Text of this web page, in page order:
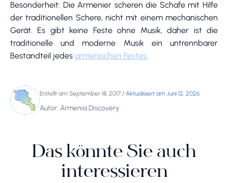
Besonderheit: Die Armenier scheren die Schafe mit Hilfe
der traditionellen Schere, nicht mit einem mechanischen
Gerät. Es gibt keine Feste ohne Musik, daher ist die
traditionelle und moderne Musik ein untrennbarer
Bestandteil jedes armenischen Festes
Erstellt am September 18, 2017 / Aktualisiert am Juni 12, 2026
Autor: Armenia Discovery
Das könnte Sie auch
interessieren